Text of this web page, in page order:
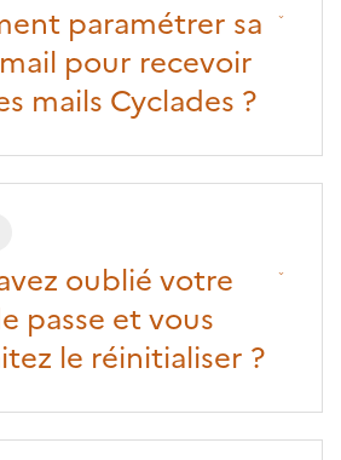
paramétrer sa
pour recevoir
mails Cyclades ?
oublié votre
passe et vous
le réinitialiser ?